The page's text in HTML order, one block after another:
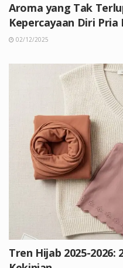
Aroma yang Tak
Kepercayaan Diri Pria
02/12/2025
Tren Hijab 2025-2026: